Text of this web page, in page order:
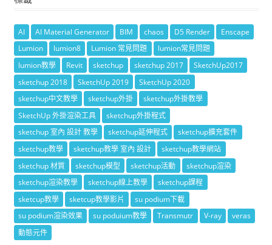
AI AI Material Generator BIM chaos D5 Render
Enscape
Lumion
lumion8 Lumion 常見問題
lumion常見問題
lumion教學
Revit sketchup sketchup 2017
SketchUp2017
sketchup 2018
SketchUp 2019
SketchUp 2020
sketchup中文教學
sketchup外掛
sketchup外掛教學
SketchUp 外掛渲染工具
sketchup外掛程式
sketchup 室內 設計 教學
sketchup延伸程式
sketchup擴充套件
sketchup教學
sketchup教學 室內 設計
sketchup教學網站
sketchup 材質
sketchup模型 sketchup活動
sketchup渲染
sketchup渲染教學
sketchup線上教學
sketchup課程
sketcup教學
sketcup教學影片
su podium下載
su podium渲染效果
su poduium教學 Transmutr V-ray
veras
動態元件